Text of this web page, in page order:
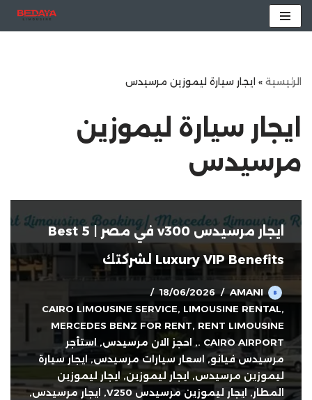
الرئيسية » ايجار سيارة ليموزين مرسيدس
ايجار سيارة ليموزين
مرسيدس
ايجار مرسيدس v300 في مصر | 5 Best
Luxury VIP Benefits لشركتك
AMANI
18/06/2026
CAIRO LIMOUSINE SERVICE, LIMOUSINE RENTAL,
MERCEDES BENZ FOR RENT, RENT LIMOUSINE
CAIRO AIRPORT .
, احجز الان مرسيدس, استأجر
مرسيدس فيانو, اسعار سيارات مرسيدس,
ايجار سيارة
ليموزين مرسيدس, ايجار ليموزين, ايجار ليموزين
المطار,ايجار ليموزين مرسيدس V250 , ايجار مرسيدس,